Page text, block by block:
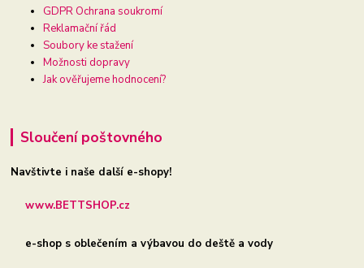
GDPR Ochrana soukromí
Reklamační řád
Soubory ke stažení
Možnosti dopravy
Jak ověřujeme hodnocení?
Sloučení poštovného
Navštivte i naše další e-shopy!
www.BETTSHOP.cz
e-shop s oblečením a výbavou do deště a vody